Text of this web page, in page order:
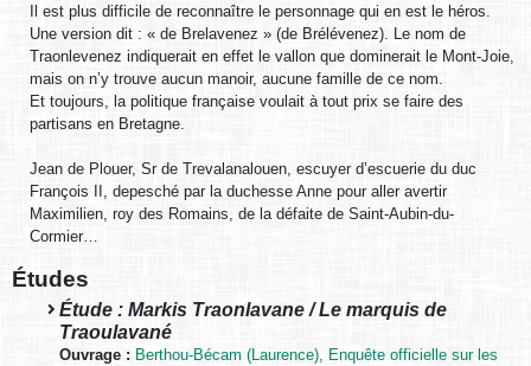
Il est plus difficile de reconnaître le personnage qui en est le héros.
Une version dit : « de Brelavenez » (de Brélévenez). Le nom de
Traonlevenez indiquerait en effet le vallon que dominerait le Mont-Joie,
mais on n’y trouve aucun manoir, aucune famille de ce nom.
Et toujours, la politique française voulait à tout prix se faire des
partisans en Bretagne.
Jean de Plouer, Sr de Trevalanalouen, escuyer d’escuerie du duc
François II, depesché par la duchesse Anne pour aller avertir
Maximilien, roy des Romains, de la défaite de Saint-Aubin-du-
Cormier…
Études
Étude : Markis Traonlavane / Le marquis de
Traoulavané
Ouvrage : Berthou-Bécam (Laurence), Enquête officielle sur les